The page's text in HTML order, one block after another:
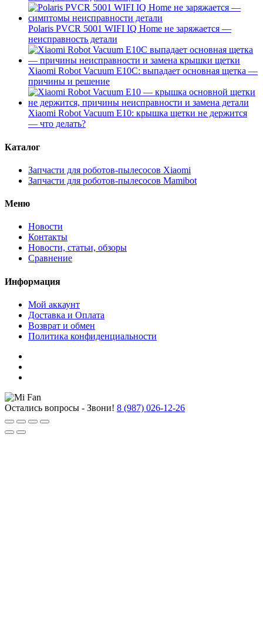
Polaris PVCR 5001 WIFI IQ Home не заряжается —
неисправность детали
Xiaomi Robot Vacuum E10C: выпадает основная щетка —
причины и решение
Xiaomi Robot Vacuum E10: крышка щетки не держится
— что делать?
Каталог
Запчасти для роботов-пылесосов Xiaomi
Запчасти для роботов-пылесосов Mamibot
Меню
Новости
Контакты
Новости, статьи, обзоры
Сравнение
Информация
Мой аккаунт
Доставка и Оплата
Возврат и обмен
Политика конфиденциальности
Остались вопросы - Звони! 8 (987) 026-12-26